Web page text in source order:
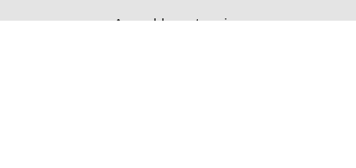
Auszahlungstermine